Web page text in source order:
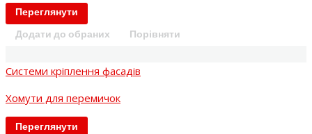
Переглянути
Додати до обраних
Порівняти
Системи кріплення фасадів
Хомути для перемичок
Переглянути